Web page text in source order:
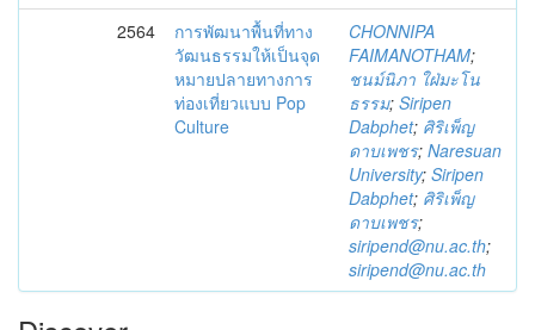
2564
การพัฒนาพื้นที่ทาง
วัฒนธรรมให้เป็นจุด
หมายปลายทางการ
ท่องเที่ยวแบบ Pop
Culture
CHONNIPA
FAIMANOTHAM;
ชนม์นิภา ใฝ่มะโน
ธรรม; Siripen
Dabphet; ศิริเพ็ญ
ดาบเพชร; Naresuan
University; Siripen
Dabphet; ศิริเพ็ญ
ดาบเพชร;
siripend@nu.ac.th;
siripend@nu.ac.th